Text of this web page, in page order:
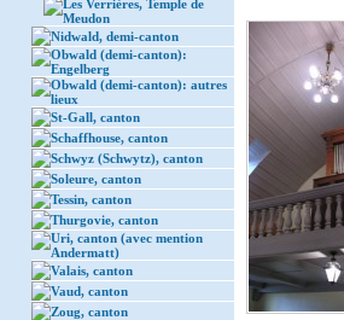
Les Verrières, Temple de
Meudon
Nidwald, demi-canton
Obwald (demi-canton):
Engelberg
Obwald (demi-canton): autres
lieux
St-Gall, canton
Schaffhouse, canton
Schwyz (Schwytz), canton
Soleure, canton
Tessin, canton
Thurgovie, canton
Uri, canton (avec mention
Andermatt)
Valais, canton
Vaud, canton
Zoug, canton